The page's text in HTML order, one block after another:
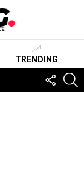
TRENDING
US